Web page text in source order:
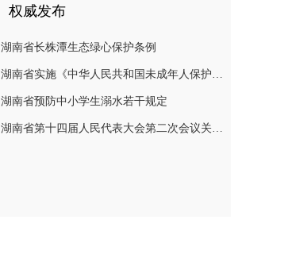
权威发布
湖南省长株潭生态绿心保护条例
湖南省实施《中华人民共和国未成年人保护法》若干规定
湖南省预防中小学生溺水若干规定
湖南省第十四届人民代表大会第二次会议关于湖南省人民代表大会常务委员会工作报告的决议